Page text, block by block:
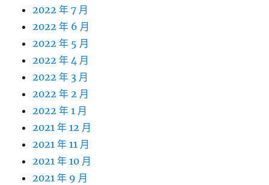
2022 年 7 月
2022 年 6 月
2022 年 5 月
2022 年 4 月
2022 年 3 月
2022 年 2 月
2022 年 1 月
2021 年 12 月
2021 年 11 月
2021 年 10 月
2021 年 9 月